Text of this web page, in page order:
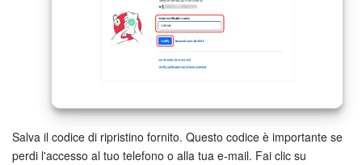
Salva il codice di ripristino fornito. Questo codice è importante se
perdi l'accesso al tuo telefono o alla tua e-mail. Fai clic su